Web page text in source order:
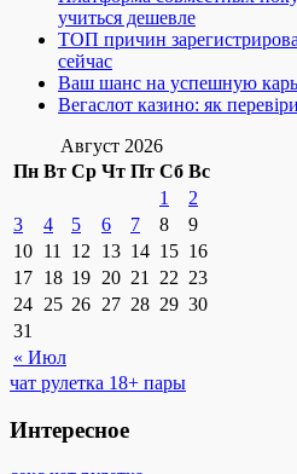
учиться дешевле
ТОП причин
сейчас
Ваш шанс на успешную
Вегаслот казино: як
Август 2026
Пн Вт Ср Чт Пт Сб Вс
« Июл
1
2
3
4 5 6 7 8
9
10 11 12 13 14 15 16
17 18 19 20 21 22 23
24 25 26 27 28 29 30
31
чат рулетка 18+ пары
Интересное